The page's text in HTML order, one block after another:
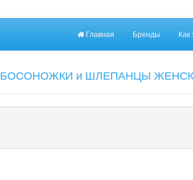
Главная Бренды Как
БОСОНОЖКИ и ШЛЕПАНЦЫ